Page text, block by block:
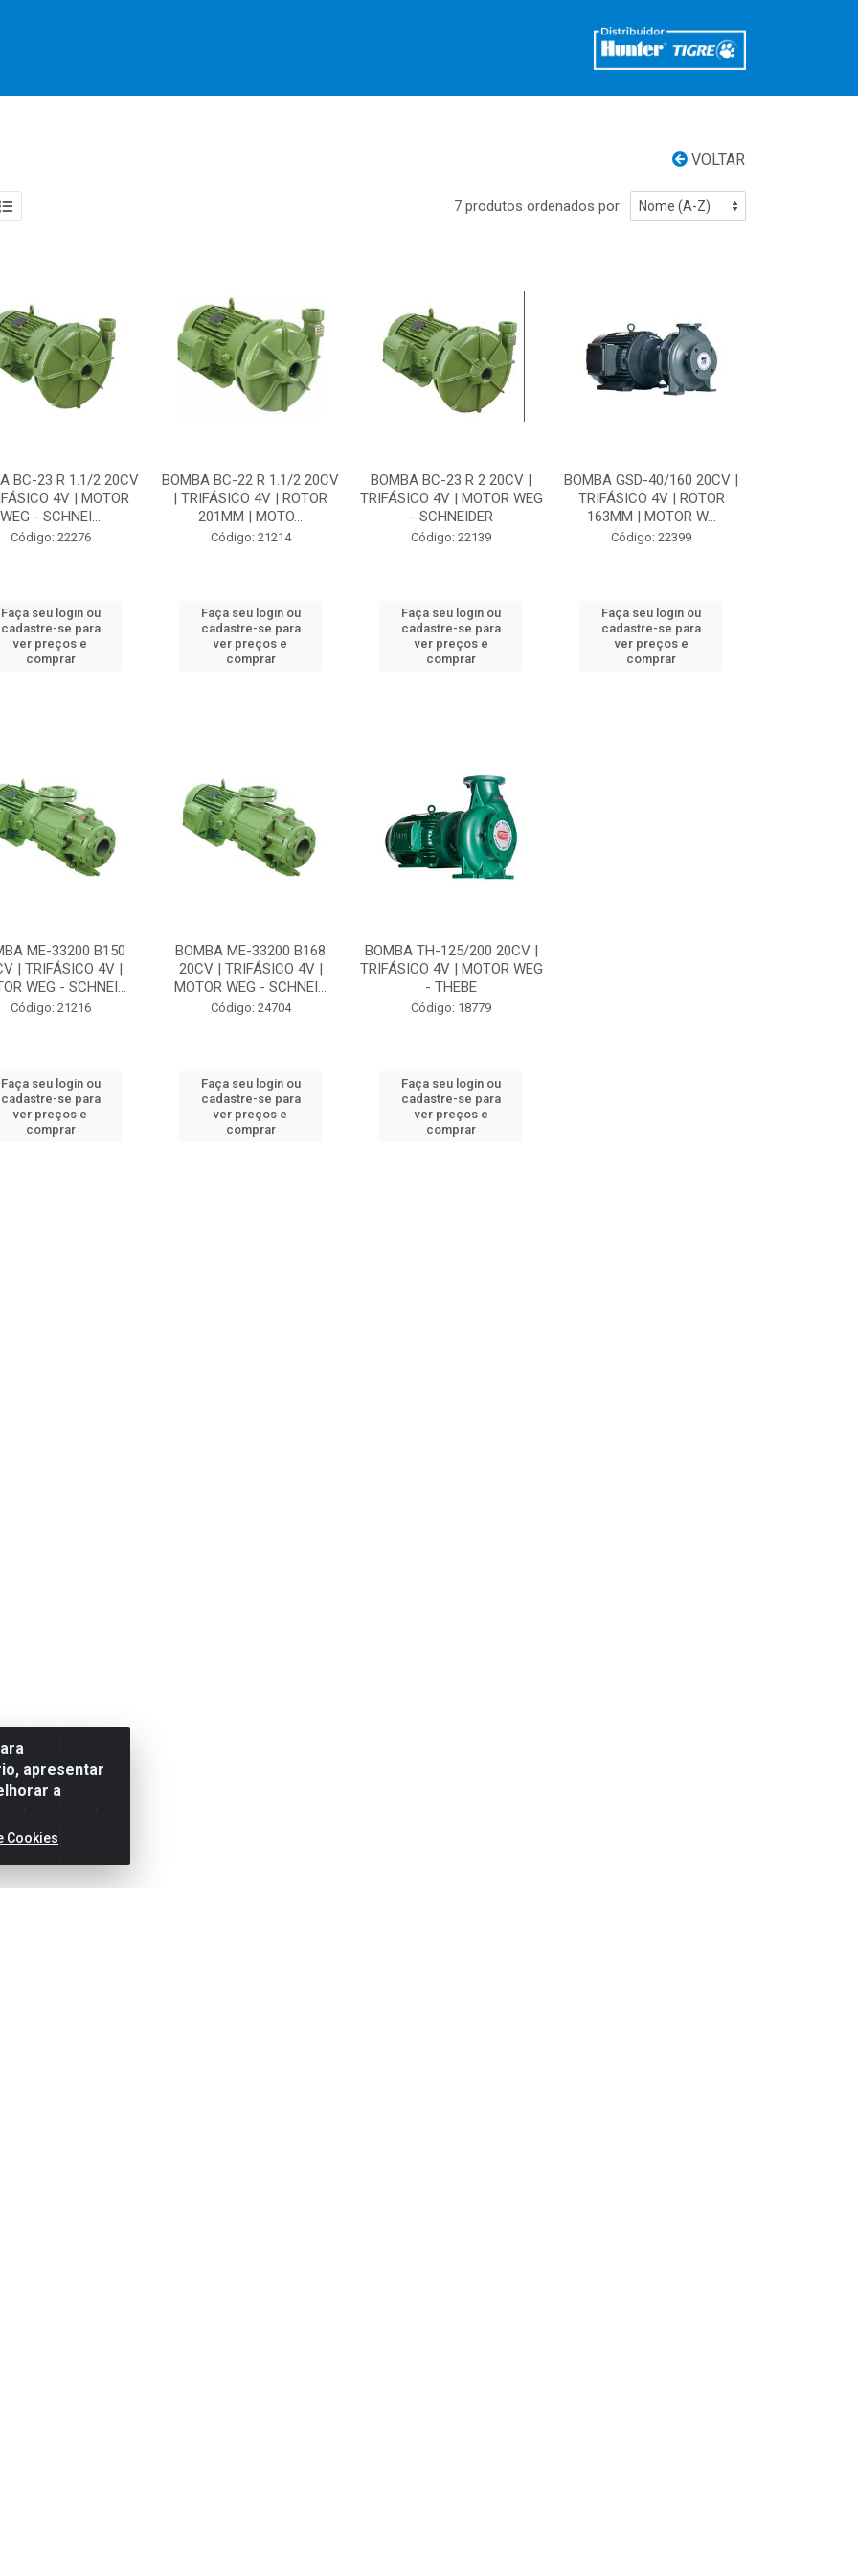
VOLTAR
7 produtos ordenados por:
BC-23 R 1.1/2 20CV
4V | MOTOR
WEG - SCHNEI...
Código: 22276
Faça seu login ou
cadastre-se para
ver preços e
comprar
BOMBA BC-22 R 1.1/2 20CV
| TRIFÁSICO 4V | ROTOR
201MM | MOTO...
Código: 21214
Faça seu login ou
cadastre-se para
ver preços e
comprar
BOMBA BC-23 R 2 20CV |
TRIFÁSICO 4V | MOTOR WEG
- SCHNEIDER
Código: 22139
Faça seu login ou
cadastre-se para
ver preços e
comprar
BOMBA GSD-40/160 20CV |
TRIFÁSICO 4V | ROTOR
163MM | MOTOR W...
Código: 22399
Faça seu login ou
cadastre-se para
ver preços e
comprar
ME-33200 B150
| TRIFÁSICO 4V |
WEG - SCHNEI...
Código: 21216
Faça seu login ou
cadastre-se para
ver preços e
comprar
BOMBA ME-33200 B168
20CV | TRIFÁSICO 4V |
MOTOR WEG - SCHNEI...
Código: 24704
Faça seu login ou
cadastre-se para
ver preços e
comprar
BOMBA TH-125/200 20CV |
TRIFÁSICO 4V | MOTOR WEG
- THEBE
Código: 18779
Faça seu login ou
cadastre-se para
ver preços e
comprar
apresentar
a
Cookies